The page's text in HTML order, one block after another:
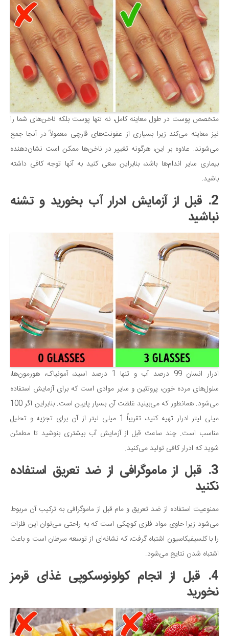
تلویزیون
موسیقی
چهره‌ها
عکاسی و هنرهای تجسمی
کتاب و کتاب‌خوانی
تاریخ
معماری
علمی
فناوری‌ها
نجوم و هوا فضا
خودرو
سرگرمی
دانستنی‌ها
بازی
مسابقه
اخبار
متخصص پوست در طول معاینه کامل، نه تنها پوست بلکه ناخن‌های شما را
نیز معاینه می‌کند زیرا بسیاری از عفونت‌های قارچی معمولاً در آنجا جمع
می‌شوند. علاوه بر این، هرگونه تغییر در ناخن‌ها ممکن است نشان‌دهنده
بیماری سایر اندام‌ها باشد، بنابراین سعی کنید به آنها توجه کافی داشته
باشید.
2. قبل از آزمایش ادرار آب بخورید و تشنه
نباشید
ادرار انسان 99 درصد آب و تنها 1 درصد اسید، آمونیاک، هورمون‌ها،
سلول‌های مرده خون، پروتئین و سایر موادی است که برای آزمایش استفاده
می‌شود. همانطور که می‌بینید غلظت آن بسیار پایین است. بنابراین اگر 100
میلی لیتر ادرار تهیه کنید، تقریباً 1 میلی لیتر از آن برای تجزیه و تحلیل
مناسب است. چند ساعت قبل از آزمایش آب بیشتری بنوشید تا مطمئن
شوید که ادرار کافی تولید می‌کنید.
3. قبل از ماموگرافی از ضد تعریق استفاده
نکنید
ممنوعیت استفاده از ضد تعریق و مام قبل از ماموگرافی به ترکیب آن مربوط
می‌شود زیرا حاوی مواد فلزی کوچکی است که به راحتی می‌توان این فلزات
را با کلسیفیکاسیون اشتباه گرفت، که نشانه‌ای از توسعه سرطان است و باعث
اشتباه شدن نتایج می‌شود.
4. قبل از انجام کولونوسکوپی غذای قرمز
نخورید